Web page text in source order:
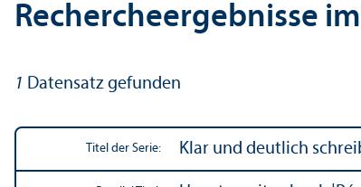
Rechercheergebnisse
1 Datensatz gefunden
Titel der Serie: Klar und deutlich